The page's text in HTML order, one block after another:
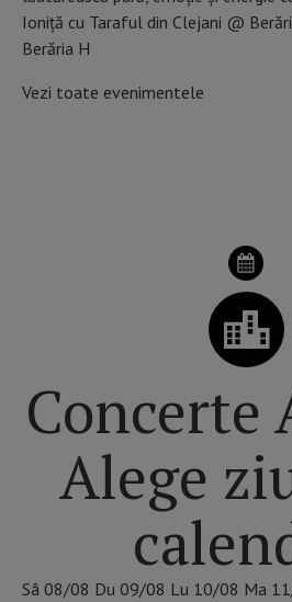
Ioniță cu Taraful din Clejani @
Berăria H
Vezi toate evenimentele
Concerte
Alege
Sâ 08/08 Du 09/08 Lu 10/08 Ma